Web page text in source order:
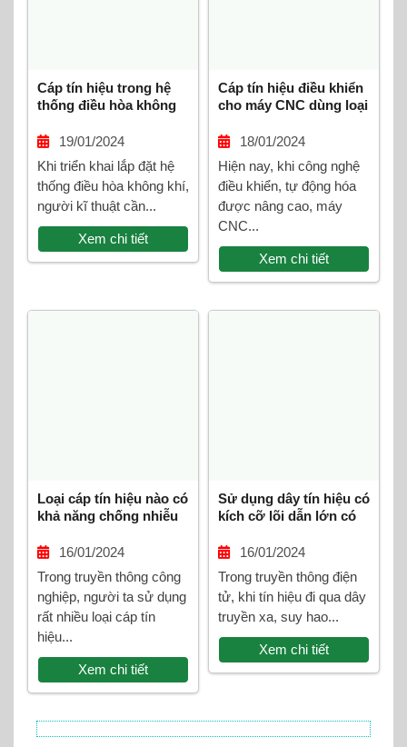
Cáp tín hiệu trong hệ
thống điều hòa không
19/01/2024
Khi triển khai lắp đặt hệ
thống điều hòa không khí,
người kĩ thuật cần...
Xem chi tiết
Cáp tín hiệu điều khiển
cho máy CNC dùng loại
18/01/2024
Hiện nay, khi công nghệ
điều khiển, tự động hóa
được nâng cao, máy
CNC...
Xem chi tiết
Loại cáp tín hiệu nào có
khả năng chống nhiễu
16/01/2024
Trong truyền thông công
nghiệp, người ta sử dụng
rất nhiều loại cáp tín
hiệu...
Xem chi tiết
Sử dụng dây tín hiệu có
kích cỡ lõi dẫn lớn có
hiệu không?
16/01/2024
Trong truyền thông điện
tử, khi tín hiệu đi qua dây
truyền xa, suy hao...
Xem chi tiết